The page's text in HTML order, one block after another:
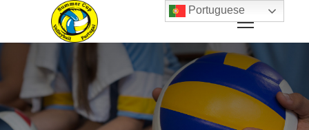
Portuguese